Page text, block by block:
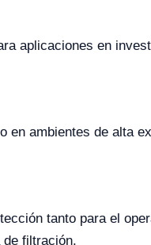
aplicaciones en
ambientes de alta
tanto para el
de filtración.